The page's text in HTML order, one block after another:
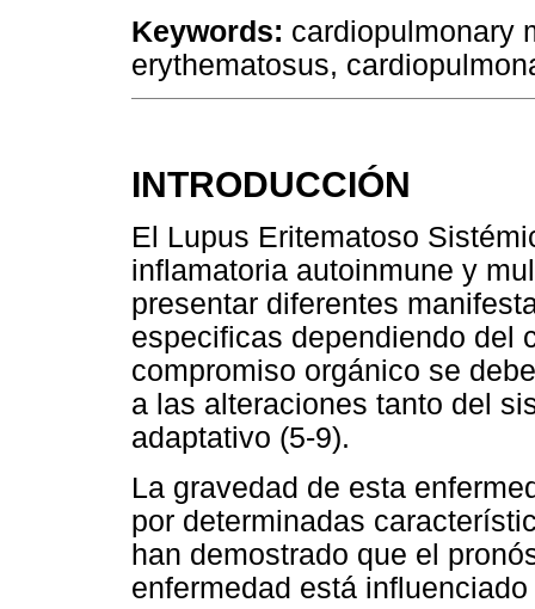
Keywords: cardiopulmonary
erythematosus,
INTRODUCCIÓN
El Lupus Eritematoso
inflamatoria autoinmune y
presentar diferentes
especificas dependiendo del
compromiso orgánico se
a las alteraciones tanto del
adaptativo (5-9).
La gravedad de esta
por determinadas
han demostrado que el
enfermedad está